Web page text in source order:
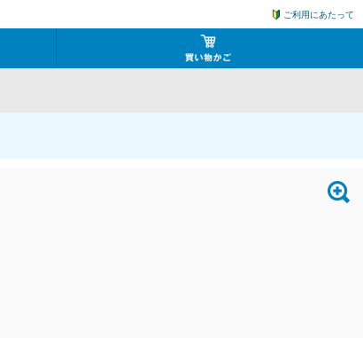
ご利用にあたって